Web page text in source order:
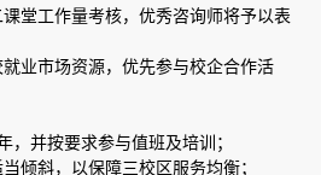
堂工作量考核，优秀咨询师将予以表
业市场资源，优先参与校企合作活
，并按要求参与值班及培训；
倾斜，以保障三校区服务均衡；